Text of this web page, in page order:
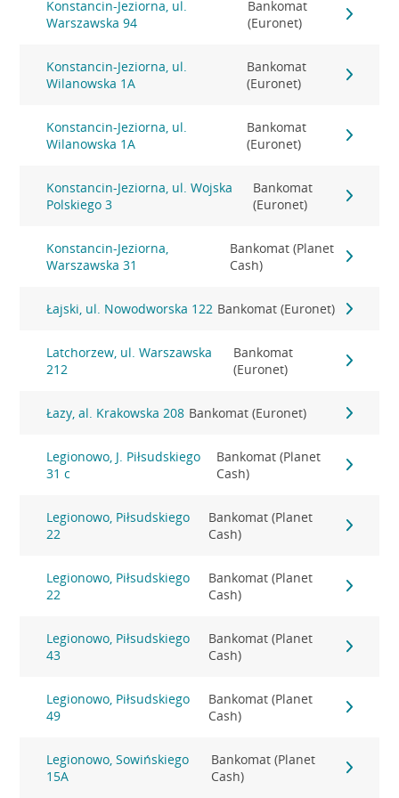
Konstancin-Jeziorna, ul.
Warszawska 94
Bankomat
(Euronet)
Konstancin-Jeziorna, ul.
Wilanowska 1A
Bankomat
(Euronet)
Konstancin-Jeziorna, ul.
Wilanowska 1A
Bankomat
(Euronet)
Konstancin-Jeziorna, ul. Wojska
Polskiego 3
Bankomat
(Euronet)
Konstancin-Jeziorna,
Warszawska 31
Bankomat (Planet
Cash)
Łajski, ul. Nowodworska 122 Bankomat (Euronet)
Latchorzew, ul. Warszawska
212
Bankomat
(Euronet)
Łazy, al. Krakowska 208 Bankomat (Euronet)
Legionowo, J. Piłsudskiego
31 c
Bankomat (Planet
Cash)
Legionowo, Piłsudskiego
22
Bankomat (Planet
Cash)
Legionowo, Piłsudskiego
22
Bankomat (Planet
Cash)
Legionowo, Piłsudskiego
43
Bankomat (Planet
Cash)
Legionowo, Piłsudskiego
49
Bankomat (Planet
Cash)
Legionowo, Sowińskiego
15A
Bankomat (Planet
Cash)